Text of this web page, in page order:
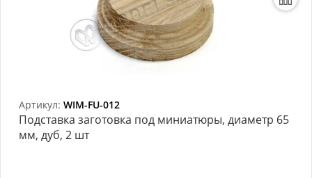
Артикул: WIM-FU-012
Подставка заготовка под миниатюры, диаметр 65
мм, дуб, 2 шт